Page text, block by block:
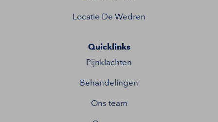
Locatie De Wedren
Quicklinks
Pijnklachten
Behandelingen
Ons team